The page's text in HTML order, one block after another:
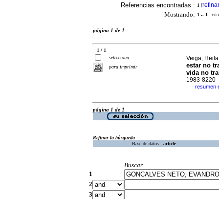
Referencias encontradas : 1 [refinar
Mostrando: 1 .. 1 en
página 1 de 1
1 / 1
selecciona
para imprimir
Veiga,
estar no
vida no
1983-8220
· resumen
página 1 de 1
Refinar la búsqueda
Base de datos : article
Buscar
1
2
3